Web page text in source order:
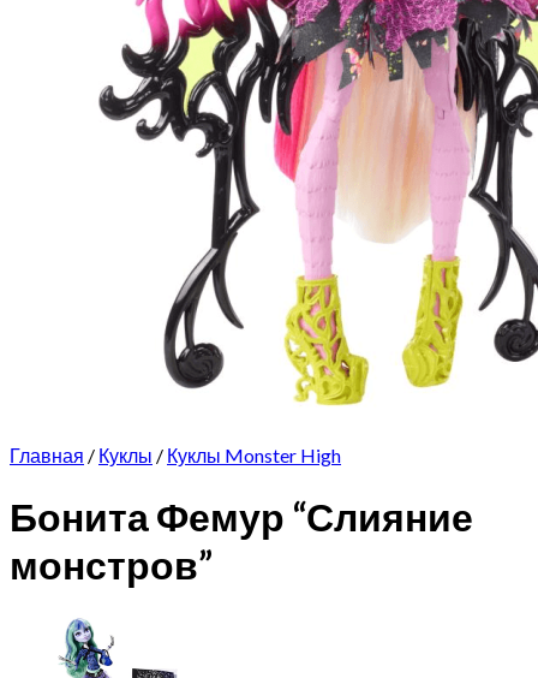
Корзина пуста.
Главная / Куклы / Куклы Monster High
Бонита Фемур “Слияние
монстров”